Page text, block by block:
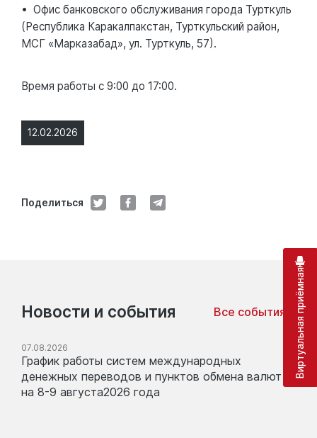
12.02.2026
Поделиться
• Офис банковского обслуживания города Турткуль
(Республика Каракалпакстан, Турткульский район,
МСГ «Марказабад», ул. Турткуль, 57).
Время работы с 9:00 до 17:00.
Новости и события Все события
07.08.2026
График работы систем международных
денежных переводов и пунктов обмена валют
на 8-9 августа2026 года
Виртуальная приёмная